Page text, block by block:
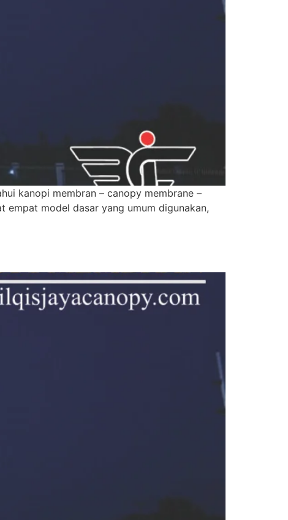
kanopi membran – canopy membrane –
empat model dasar yang umum digunakan,